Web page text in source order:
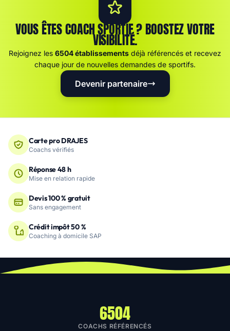
VOUS ÊTES COACH SPORTIF ? BOOSTEZ VOTRE
VISIBILITÉ.
Rejoignez les 6504 établissements déjà référencés et recevez
chaque jour de nouvelles demandes de sportifs.
Devenir partenaire
Carte pro DRAJES
Coachs vérifiés
Réponse 48 h
Mise en relation rapide
Devis 100 % gratuit
Sans engagement
Crédit impôt 50 %
Coaching à domicile SAP
6504
COACHS RÉFÉRENCÉS